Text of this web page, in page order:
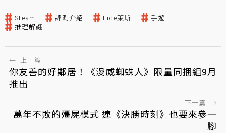
Steam 評測介紹 Lice萊斯
手遊
推理解謎
← 上一篇
你友善的好鄰居！《漫威蜘蛛人》限量同捆組9月
推出
下一篇 →
萬年不敗的殭屍模式 連《決勝時刻》也要來參一
腳